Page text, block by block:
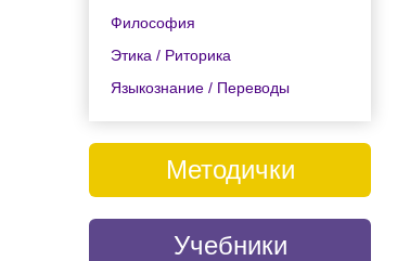
Философия
Этика / Риторика
Языкознание / Переводы
Методички
Учебники